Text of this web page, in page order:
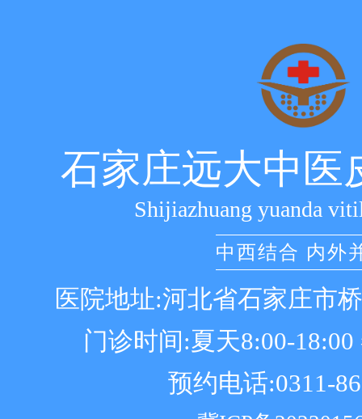
石家庄远大中医
Shijiazhuang yuanda
中西结合 内外
医院地址:河北省石家庄市
门诊时间:夏天8:00-18:00
预约电话:0311-